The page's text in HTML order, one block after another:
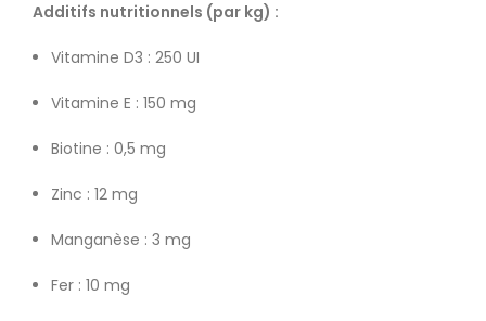
Additifs nutritionnels (par kg) :
Vitamine D3 : 250 UI
Vitamine E : 150 mg
Biotine : 0,5 mg
Zinc : 12 mg
Manganèse : 3 mg
Fer : 10 mg